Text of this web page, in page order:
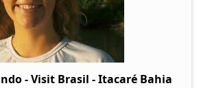
- Visit Brasil - Itacaré Bahia